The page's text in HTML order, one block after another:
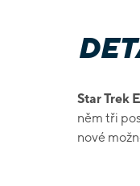
Star Trek
něm tři
nové